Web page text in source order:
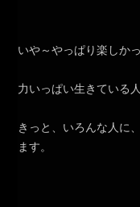
いや～やっぱり楽しか
力いっぱい生きている
きっと、いろんな人に
ます。